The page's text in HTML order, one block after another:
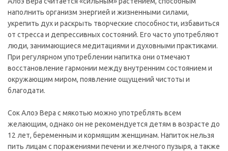
наполнить организм энергией и жизненными силами,
укрепить дух и раскрыть творческие способности, избавиться
от стресса и депрессивных состояний. Его часто употребляют
люди, занимающиеся медитациями и духовными практиками.
При регулярном употреблении напитка они отмечают
восстановление гармонии между внутренним состоянием и
окружающим миром, появление ощущений чистоты и
благодати.
Сок Алоэ Вера с мякотью можно употреблять всем
желающим, однако он не рекомендуется детям в возрасте до
12 лет, беременным и кормящим женщинам. Напиток нельзя
пить лицам с поражениями печени и желчного пузыря, а также